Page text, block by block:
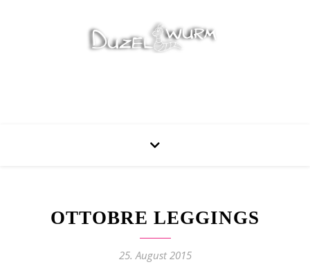
OTTOBRE LEGGINGS
25. August 2015